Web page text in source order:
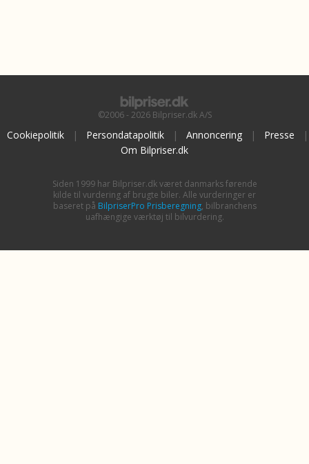
©2006 - 2026 Bilpriser.dk A/S
Cookiepolitik | Persondatapolitik | Annoncering | Presse
|
Om Bilpriser.dk
Siden 1999 har Bilpriser.dk været danmarks førende
kilde til vurdering af brugte biler. Alle vurderinger er
baseret på BilpriserPro Prisberegning, bilbranchens
uafhængige værktøj til bilvurdering.